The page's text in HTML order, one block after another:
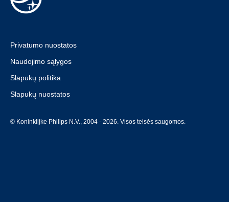
Privatumo nuostatos
Naudojimo sąlygos
Slapukų politika
Slapukų nuostatos
© Koninklijke Philips N.V., 2004 - 2026. Visos teisės saugomos.